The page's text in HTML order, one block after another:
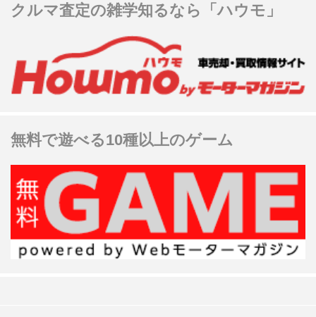
クルマ査定の雑学知るなら「ハウモ」
無料で遊べる10種以上のゲーム